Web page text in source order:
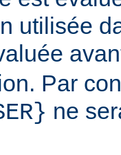
utilisée
Par
ne